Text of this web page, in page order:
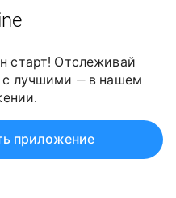
старт! Отслеживай
с лучшими — в нашем
приложение